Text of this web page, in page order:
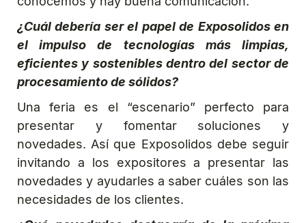
¿Cuál debería ser el papel de Exposolidos en
el impulso de tecnologías más limpias,
eficientes y sostenibles dentro del sector de
procesamiento de sólidos?
Una feria es el “escenario” perfecto para
presentar y fomentar soluciones y
novedades. Así que Exposolidos debe seguir
invitando a los expositores a presentar las
novedades y ayudarles a saber cuáles son las
necesidades de los clientes.